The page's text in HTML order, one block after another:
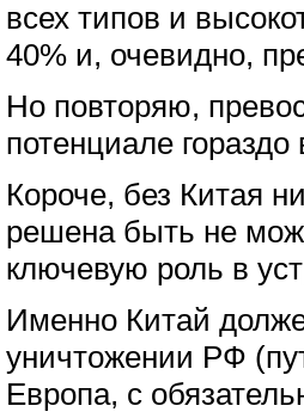
всех типов и
40% и, очевидно,
Но повторяю,
потенциале гораздо
Короче, без Китая
решена быть не
ключевую роль в
Именно Китай
уничтожении РФ
Европа, с